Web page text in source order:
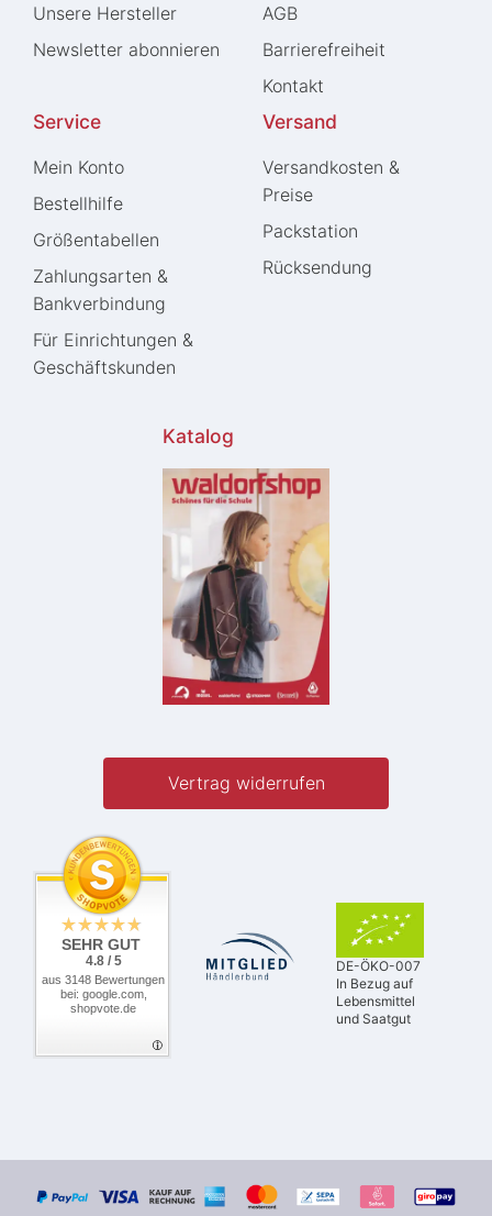
Unsere Hersteller
Newsletter abonnieren
AGB
Barrierefreiheit
Kontakt
Service
Mein Konto
Bestellhilfe
Größentabellen
Zahlungsarten &
Bankverbindung
Für Einrichtungen &
Geschäftskunden
Versand
Versandkosten &
Preise
Packstation
Rücksendung
Katalog
Vertrag widerrufen
SEHR GUT
4.8 / 5
aus 3148 Bewertungen
bei: google.com,
shopvote.de
DE-ÖKO-007
In Bezug auf
Lebensmittel
und Saatgut